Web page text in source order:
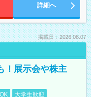
詳細へ
掲載日：2026.08.07
！展示会や株主
大学生歓迎